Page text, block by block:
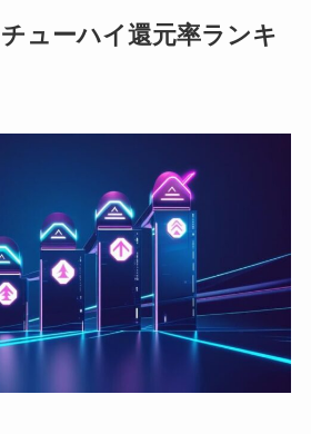
ューハイ還元率ランキ